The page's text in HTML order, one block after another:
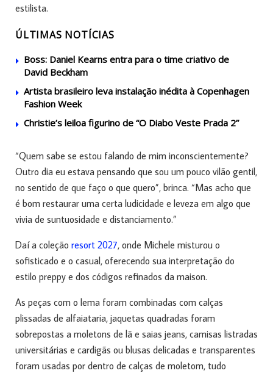
estilista.
ÚLTIMAS NOTÍCIAS
Boss: Daniel Kearns entra para o time criativo de
David Beckham
Artista brasileiro leva instalação inédita à Copenhagen
Fashion Week
Christie’s leiloa figurino de “O Diabo Veste Prada 2”
“Quem sabe se estou falando de mim inconscientemente?
Outro dia eu estava pensando que sou um pouco vilão gentil,
no sentido de que faço o que quero”, brinca. “Mas acho que
é bom restaurar uma certa ludicidade e leveza em algo que
vivia de suntuosidade e distanciamento.”
Daí a coleção resort 2027, onde Michele misturou o
sofisticado e o casual, oferecendo sua interpretação do
estilo preppy e dos códigos refinados da maison.
As peças com o lema foram combinadas com calças
plissadas de alfaiataria, jaquetas quadradas foram
sobrepostas a moletons de lã e saias jeans, camisas listradas
universitárias e cardigãs ou blusas delicadas e transparentes
foram usadas por dentro de calças de moletom, tudo